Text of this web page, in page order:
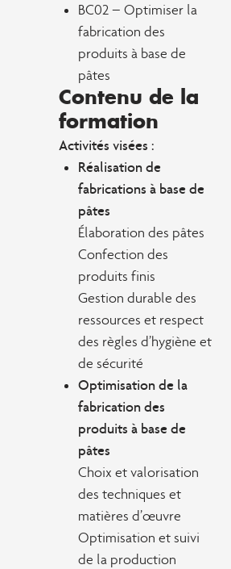
BC02 – Optimiser la
fabrication des
produits à base de
pâtes
Contenu de la
formation
Activités visées :
Réalisation de
fabrications à base de
pâtes
Élaboration des pâtes
Confection des
produits finis
Gestion durable des
ressources et respect
des règles d’hygiène et
de sécurité
Optimisation de la
fabrication des
produits à base de
pâtes
Choix et valorisation
des techniques et
matières d’œuvre
Optimisation et suivi
de la production